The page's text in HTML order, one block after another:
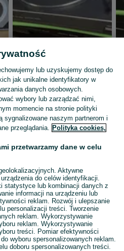
580
300 zł
317,79 zł z Pakietem
Ochronnym
Wągrowiec
05 sierpnia 2026
lub uzyskujemy dostęp do
jak unikalne identyfikatory w
danych osobowych.
wybory lub zarządzać nimi,
momencie na stronie polityki
sygnalizowane naszym partnerom i
przeglądania. Polityka cookies,
przetwarzamy dane w celu
Aktywne
do celów identyfikacji.
statystyce lub kombinacji danych z
informacji na urządzeniu lub
reklam. Rozwój i ulepszanie
personalizacji treści. Tworzenie
reklam. Wykorzystywanie
reklam. Wykorzystywanie
treści. Pomiar efektywności
wyboru spersonalizowanych reklam.
doboru spersonalizowanych treści.